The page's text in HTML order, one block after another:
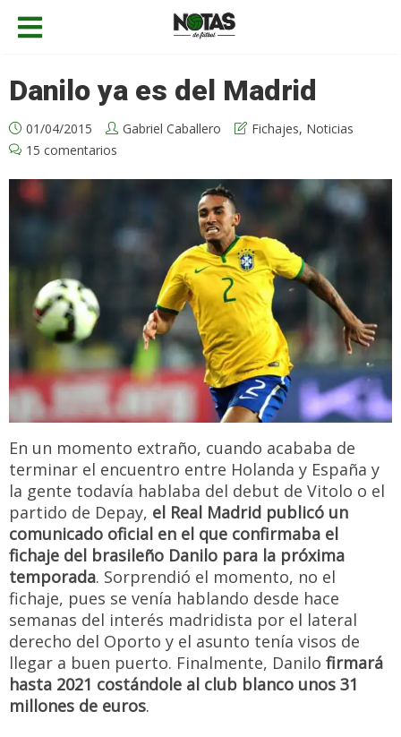
Danilo ya es del Madrid
01/04/2015 Gabriel Caballero Fichajes, Noticias
15 comentarios
En un momento extraño, cuando acababa de
terminar el encuentro entre Holanda y España y
la gente todavía hablaba del debut de Vitolo o el
partido de Depay, el Real Madrid publicó un
comunicado oficial en el que confirmaba el
fichaje del brasileño Danilo para la próxima
temporada. Sorprendió el momento, no el
fichaje, pues se venía hablando desde hace
semanas del interés madridista por el lateral
derecho del Oporto y el asunto tenía visos de
llegar a buen puerto. Finalmente, Danilo firmará
hasta 2021 costándole al club blanco unos 31
millones de euros.